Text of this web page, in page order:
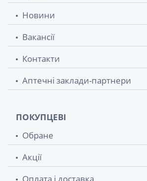
Новини
Вакансії
Контакти
Аптечні заклади-партнери
ПОКУПЦЕВІ
Обране
Акції